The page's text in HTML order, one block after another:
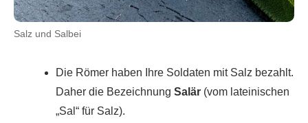
Salz und Salbei
Die Römer haben Ihre Soldaten mit Salz bezahlt.
Daher die Bezeichnung Salär (vom lateinischen
„Sal“ für Salz).